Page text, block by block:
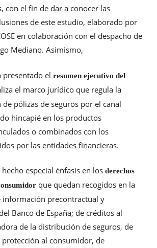
con el fin de dar a conocer las
de este estudio, elaborado por
en colaboración con el despacho de
Mediano. Asimismo,
presentado el resumen ejecutivo del
el marco jurídico que regula la
pólizas de seguros por el canal
hincapié en los productos
o combinados con los
por las entidades financieras.
especial énfasis en los derechos
que quedan recogidos en la
información precontractual y
Banco de España; de créditos al
de la distribución de seguros, de
protección al consumidor, de